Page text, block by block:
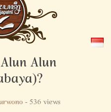
Alun
- 536 views